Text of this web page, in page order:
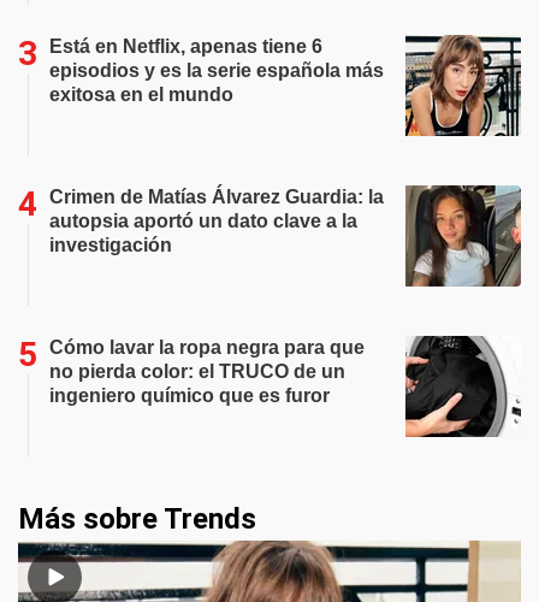
Está en Netflix, apenas tiene 6
episodios y es la serie española más
exitosa en el mundo
Crimen de Matías Álvarez Guardia: la
autopsia aportó un dato clave a la
investigación
Cómo lavar la ropa negra para que
no pierda color: el TRUCO de un
ingeniero químico que es furor
Más sobre Trends